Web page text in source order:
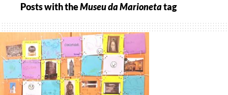
Posts with theMuseu da Marionetatag